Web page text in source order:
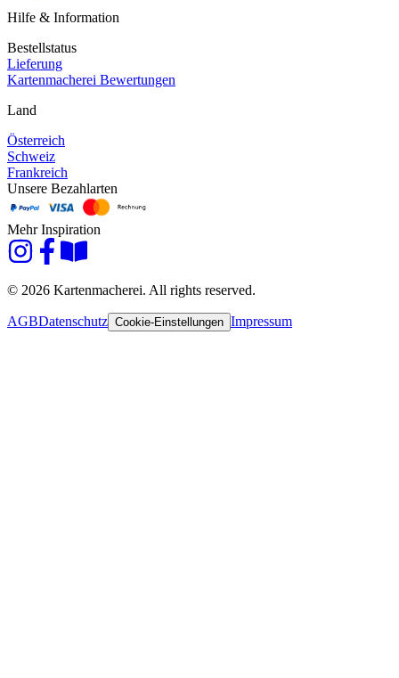
Hilfe & Information
Bestellstatus
Lieferung
Kartenmacherei Bewertungen
Land
Österreich
Schweiz
Frankreich
Unsere Bezahlarten
Mehr Inspiration
© 2026 Kartenmacherei. All rights reserved.
AGBDatenschutz Cookie-Einstellungen Impressum